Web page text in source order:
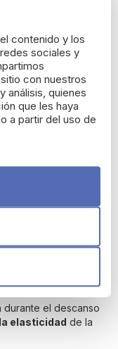
ml
que ofrece una
. Su textura ligera
suave, luminosa y
durante el descanso
elasticidad de la
contenido y los
sociales y
con nuestros
análisis, quienes
que les haya
a partir del uso de